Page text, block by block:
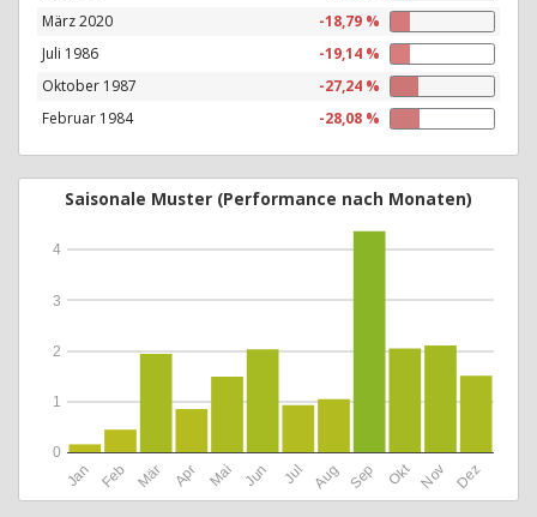
März 2020
-18,79 %
Juli 1986
-19,14 %
Oktober 1987
-27,24 %
Februar 1984
-28,08 %
Saisonale Muster (Performance nach Monaten)
Jan Feb Mär Apr Mai Jun Jul Aug Sep Okt Nov Dez
0
1
2
3
4